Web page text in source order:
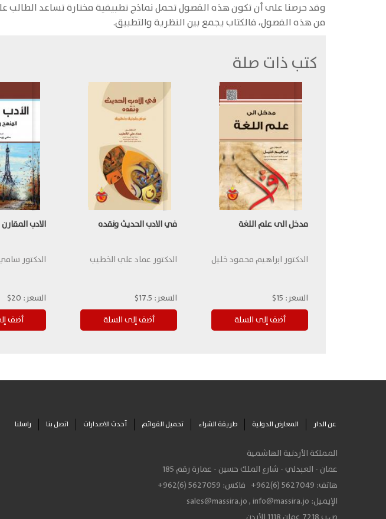
وقد حرصنا على أن تكون هذه الفصول تحمل نماذج تطبيقية مختارة تساعد الطالب
من هذه الفصول، فالكتاب يجمع بين النظرية والتطبيق.
كتب ذات صلة
مدخل الى علم اللغة
الدكتور ابراهيم محمود خليل
السعر: 15$
في الادب الحديث ونقده
الدكتور عماد علي الخطيب
السعر: 17.5$
الادب
الدكتور
السعر: 20$
عن الدار المعارض الدولية طريقة الشراء تحميل القوائم أحدث الاصدارات اتصل بنا راسلنا
المملكة الأردنية الهاشمية
عمان - العبدلي - شارع الملك حسين - عمارة رقم 185
هاتف: +962(6) 5627049 فاكس: +962(6) 5627059
الإيميل:
sales@massira.jo,info@massira.jo